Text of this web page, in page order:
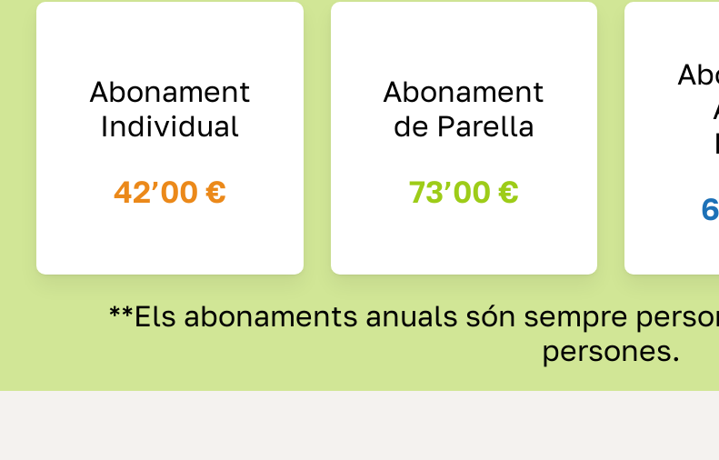
Abonament
Individual
42’00 €
Abonament
de Parella
73’00 €
**Els abonaments anuals són sempre
persones.